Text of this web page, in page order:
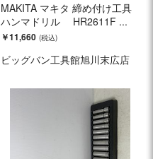
MAKITA マキタ 締め付け工具
ハンマドリル HR2611F ...
￥11,660
ビッグバン工具館旭川末広店